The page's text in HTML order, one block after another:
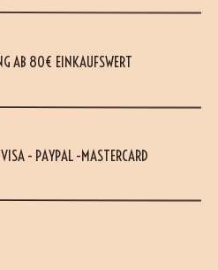
AB 80€ EINKAUFSWERT
- PAYPAL -MASTERCARD